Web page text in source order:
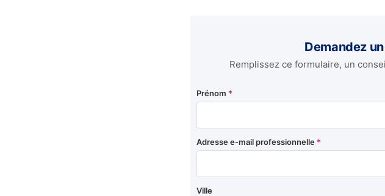
Demandez
Remplissez ce formulaire, un
Prénom *
Adresse e-mail professionnelle *
Ville